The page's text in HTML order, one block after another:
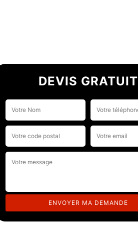
DEVIS GRATUIT